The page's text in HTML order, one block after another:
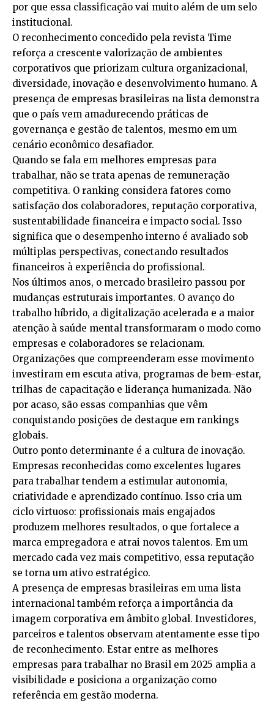
por que essa classificação vai muito além de um selo
institucional.
O reconhecimento concedido pela revista Time
reforça a crescente valorização de ambientes
corporativos que priorizam cultura organizacional,
diversidade, inovação e desenvolvimento humano. A
presença de empresas brasileiras na lista demonstra
que o país vem amadurecendo práticas de
governança e gestão de talentos, mesmo em um
cenário econômico desafiador.
Quando se fala em melhores empresas para
trabalhar, não se trata apenas de remuneração
competitiva. O ranking considera fatores como
satisfação dos colaboradores, reputação corporativa,
sustentabilidade financeira e impacto social. Isso
significa que o desempenho interno é avaliado sob
múltiplas perspectivas, conectando resultados
financeiros à experiência do profissional.
Nos últimos anos, o mercado brasileiro passou por
mudanças estruturais importantes. O avanço do
trabalho híbrido, a digitalização acelerada e a maior
atenção à saúde mental transformaram o modo como
empresas e colaboradores se relacionam.
Organizações que compreenderam esse movimento
investiram em escuta ativa, programas de bem-estar,
trilhas de capacitação e liderança humanizada. Não
por acaso, são essas companhias que vêm
conquistando posições de destaque em rankings
globais.
Outro ponto determinante é a cultura de inovação.
Empresas reconhecidas como excelentes lugares
para trabalhar tendem a estimular autonomia,
criatividade e aprendizado contínuo. Isso cria um
ciclo virtuoso: profissionais mais engajados
produzem melhores resultados, o que fortalece a
marca empregadora e atrai novos talentos. Em um
mercado cada vez mais competitivo, essa reputação
se torna um ativo estratégico.
A presença de empresas brasileiras em uma lista
internacional também reforça a importância da
imagem corporativa em âmbito global. Investidores,
parceiros e talentos observam atentamente esse tipo
de reconhecimento. Estar entre as melhores
empresas para trabalhar no Brasil em 2025 amplia a
visibilidade e posiciona a organização como
referência em gestão moderna.